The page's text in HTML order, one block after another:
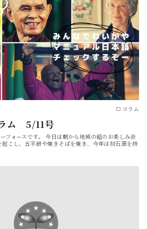
コラム
ム 5/11号
フォースです。 今日は朝から地域の組のお楽しみ会
こし、五平餅や焼きそばを焼き、今年は初石窯を持